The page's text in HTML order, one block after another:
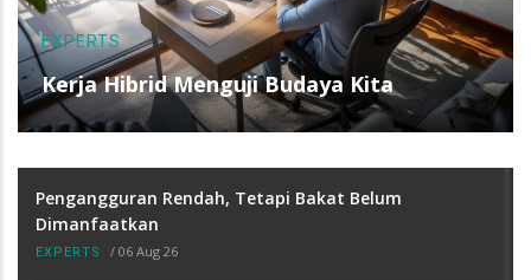
EXPERTS
Kerja Hibrid Menguji Budaya Kita
Pengangguran Rendah, Tetapi Bakat Belum
Dimanfaatkan
EXPERTS / 06 Aug 26